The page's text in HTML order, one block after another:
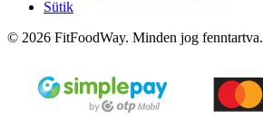
Sütik
© 2026 FitFoodWay. Minden jog fenntartva.